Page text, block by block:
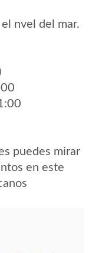
nvel del mar.
puedes mirar
en este